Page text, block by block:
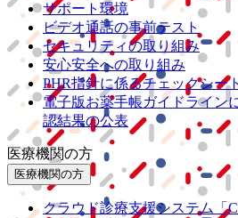
サポート環境
ビデオ通話の事前テスト
セキュリティの取り組み
安心安全への取り組み
PHR指針に係るチェックシー
電子版お薬手帳ガイドライン
認結果の公表
医療機関の方
医療機関の方
クラウド診療支援システム
「